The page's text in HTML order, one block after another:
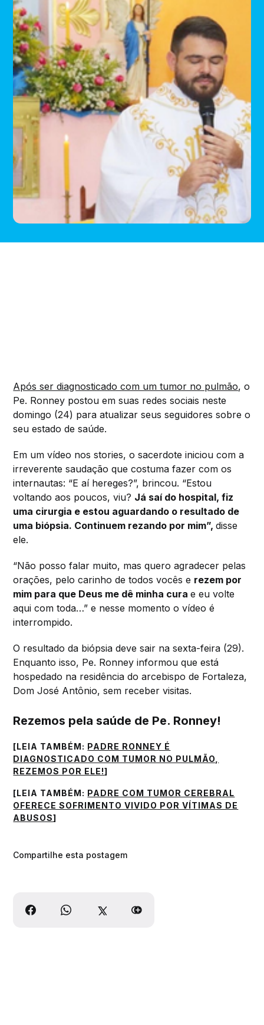
Após ser diagnosticado com um tumor no pulmão, o
Pe. Ronney postou em suas redes sociais neste
domingo (24) para atualizar seus seguidores sobre o
seu estado de saúde.
Em um vídeo nos stories, o sacerdote iniciou com a
irreverente saudação que costuma fazer com os
internautas: “E aí hereges?”, brincou. “Estou
voltando aos poucos, viu? Já saí do hospital, fiz
uma cirurgia e estou aguardando o resultado de
uma biópsia. Continuem rezando por mim”,disse
ele.
“Não posso falar muito, mas quero agradecer pelas
orações, pelo carinho de todos vocês e rezem por
mim para que Deus me dê minha curae eu volte
aqui com toda…” e nesse momento o vídeo é
interrompido.
O resultado da biópsia deve sair na sexta-feira (29).
Enquanto isso, Pe. Ronney informou que está
hospedado na residência do arcebispo de Fortaleza,
Dom José Antônio, sem receber visitas.
Rezemos pela saúde de Pe. Ronney!
[LEIA TAMBÉM: PADRE RONNEY É
DIAGNOSTICADO COM TUMOR NO PULMÃO,
REZEMOS POR ELE!]
[LEIA TAMBÉM: PADRE COM TUMOR CEREBRAL
OFERECE SOFRIMENTO VIVIDO POR VÍTIMAS DE
ABUSOS]
Compartilhe esta postagem